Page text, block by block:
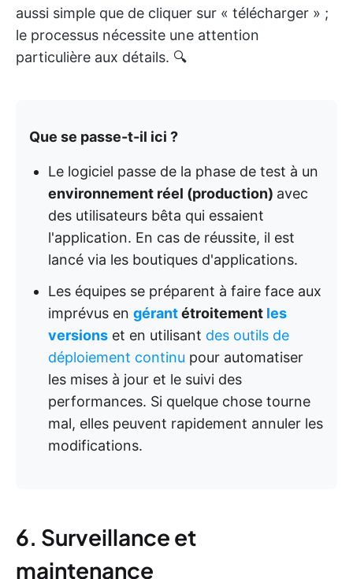
aussi simple que de cliquer sur « télécharger » ;
le processus nécessite une attention
particulière aux détails. 🔍
Que se passe-t-il ici ?
Le logiciel passe de la phase de test à un
environnement réel (production) avec
des utilisateurs bêta qui essaient
l'application. En cas de réussite, il est
lancé via les boutiques d'applications.
Les équipes se préparent à faire face aux
imprévus en gérantétroitement les
versions et en utilisant des outils de
déploiement continu pour automatiser
les mises à jour et le suivi des
performances. Si quelque chose tourne
mal, elles peuvent rapidement annuler les
modifications.
6. Surveillance et
maintenance